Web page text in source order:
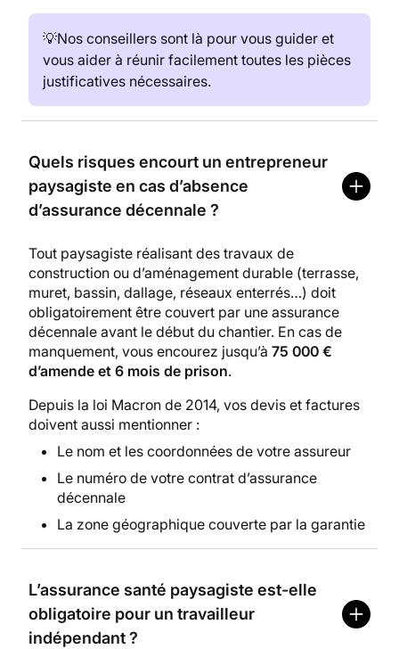
💡Nos conseillers sont là pour vous guider et
vous aider à réunir facilement toutes les pièces
justificatives nécessaires.
Quels risques encourt un entrepreneur
paysagiste en cas d’absence
d’assurance décennale ?
Tout paysagiste réalisant des travaux de
construction ou d’aménagement durable (terrasse,
muret, bassin, dallage, réseaux enterrés…) doit
obligatoirement être couvert par une assurance
décennale avant le début du chantier. En cas de
manquement, vous encourez jusqu’à 75 000 €
d’amende et 6 mois de prison.
Depuis la loi Macron de 2014, vos devis et factures
doivent aussi mentionner :
Le nom et les coordonnées de votre assureur
Le numéro de votre contrat d’assurance
décennale
La zone géographique couverte par la garantie
L’assurance santé paysagiste est-elle
obligatoire pour un travailleur
indépendant ?